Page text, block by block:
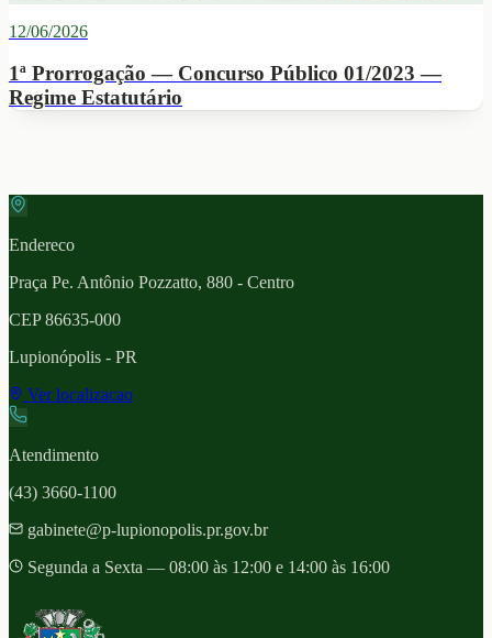
12/06/2026
1ª Prorrogação — Concurso Público 01/2023 —
Regime Estatutário
Endereco
Praça Pe. Antônio Pozzatto, 880 - Centro
CEP86635-000
Lupionópolis - PR
Ver localizacao
Atendimento
(43) 3660-1100
gabinete@p-lupionopolis.pr.gov.br
Segunda a Sexta — 08:00 às 12:00 e 14:00 às 16:00